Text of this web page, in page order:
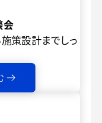
会
施策設計までしっ